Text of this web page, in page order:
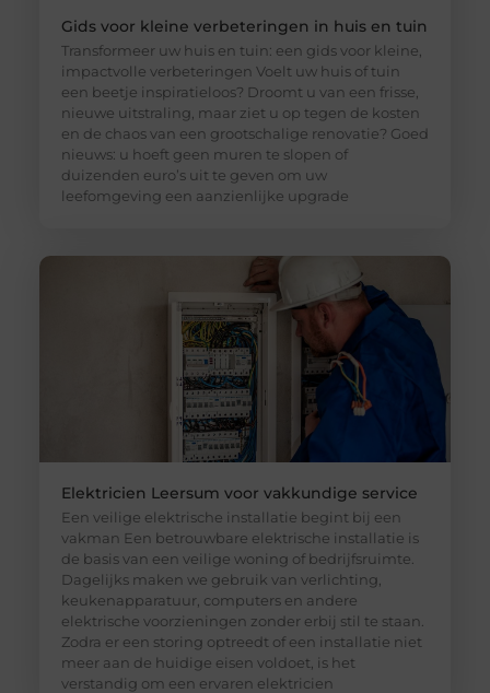
Gids voor kleine verbeteringen in huis en tuin
Transformeer uw huis en tuin: een gids voor kleine,
impactvolle verbeteringen Voelt uw huis of tuin
een beetje inspiratieloos? Droomt u van een frisse,
nieuwe uitstraling, maar ziet u op tegen de kosten
en de chaos van een grootschalige renovatie? Goed
nieuws: u hoeft geen muren te slopen of
duizenden euro’s uit te geven om uw
leefomgeving een aanzienlijke upgrade
Elektricien Leersum voor vakkundige service
Een veilige elektrische installatie begint bij een
vakman Een betrouwbare elektrische installatie is
de basis van een veilige woning of bedrijfsruimte.
Dagelijks maken we gebruik van verlichting,
keukenapparatuur, computers en andere
elektrische voorzieningen zonder erbij stil te staan.
Zodra er een storing optreedt of een installatie niet
meer aan de huidige eisen voldoet, is het
verstandig om een ervaren elektricien